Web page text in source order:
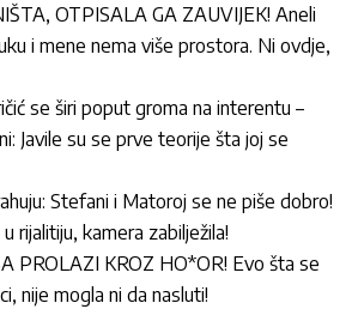
OTPISALA GA ZAUVIJEK! Aneli
i mene nema više prostora. Ni ovdje,
se širi poput groma na interentu –
Javile su se prve teorije šta joj se
Stefani i Matoroj se ne piše dobro!
rijalitiju, kamera zabilježila!
PROLAZI KROZ HO*OR! Evo šta se
nije mogla ni da nasluti!